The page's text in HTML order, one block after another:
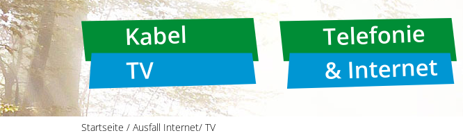
Kabel
TV
Telefonie
& Internet
Startseite / Ausfall Internet/ TV